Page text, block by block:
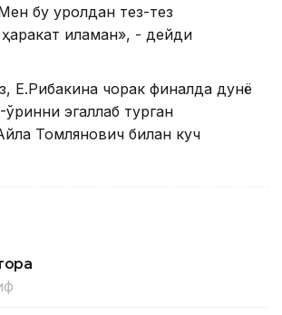
бу қуролдан тез-тез
қиламан», - дейди
Е.Рибакина чорак финалда дунё
эгаллаб турган
Томлянович билан куч